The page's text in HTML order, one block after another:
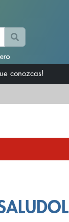
conozcas!